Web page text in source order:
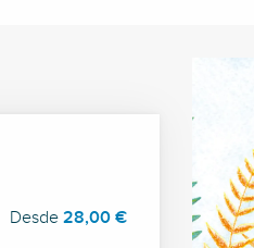
Desde28,00 €